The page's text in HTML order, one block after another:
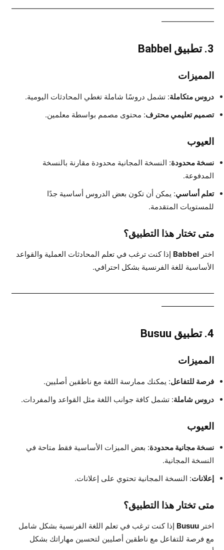
———————————————————————————
———————
3. تطبيق Babbel
المميزات
دروس متكاملة: تشمل دروسًا شاملة تغطي المحادثات اليومية.
تصميم تعليمي محترف: محتوى مصمم بواسطة معلمين.
العيوب
نسخة محدودة: النسخة المجانية محدودة مقارنة بالنسخة
المدفوعة.
تعلم أساسي: يمكن أن تكون بعض الدروس أساسية جدًا
للمستويات المتقدمة.
متى تختار هذا التطبيق؟
اختر Babbel إذا كنت ترغب في تعلم المحادثات العملية والقواعد
الأساسية للغة الفرنسية بشكل احترافي.
———————————————————————————
———————
4. تطبيق Busuu
المميزات
فرصة للتفاعل: يمكنك ممارسة اللغة مع ناطقين أصليين.
دروس شاملة: تشمل كافة جوانب اللغة مثل القواعد والمفردات.
العيوب
نسخة مجانية محدودة: بعض الميزات الأساسية فقط متاحة في
النسخة المجانية.
إعلانات: النسخة المجانية تحتوي على إعلانات.
متى تختار هذا التطبيق؟
اختر Busuu إذا كنت ترغب في تعلم اللغة الفرنسية بشكل شامل
مع فرصة للتفاعل مع ناطقين أصليين لتحسين مهاراتك بشكل